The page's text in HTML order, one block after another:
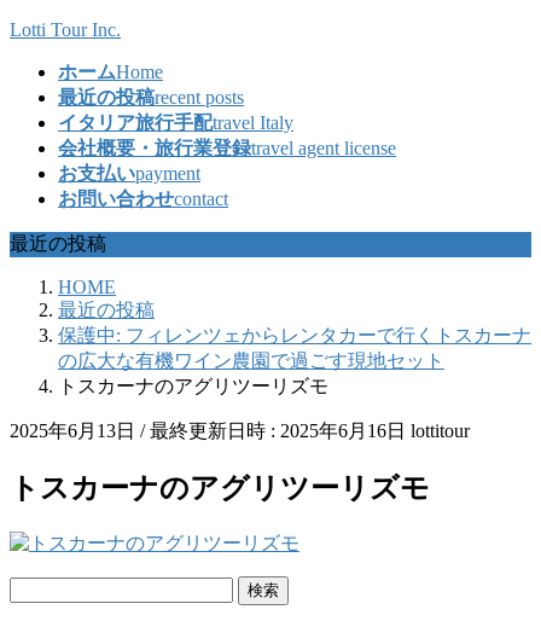
コ
ッ
プ
ナ
移
動
Lotti Tour Inc.
ホームHome
最近の投稿recent posts
イタリア旅行手配travel Italy
会社概要・旅行業登録travel agent license
お支払いpayment
お問い合わせcontact
最近の投稿
HOME
最近の投稿
保護中: フィレンツェからレンタカーで行くトスカーナ
の広大な有機ワイン農園で過ごす現地セット
トスカーナのアグリツーリズモ
2025年6月13日 / 最終更新日時 : 2025年6月16日 lottitour
トスカーナのアグリツーリズモ